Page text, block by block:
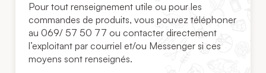
Pour tout renseignement utile ou pour les
commandes de produits, vous pouvez téléphoner
au 069/ 57 50 77 ou contacter directement
l’exploitant par courriel et/ou Messenger si ces
moyens sont renseignés.